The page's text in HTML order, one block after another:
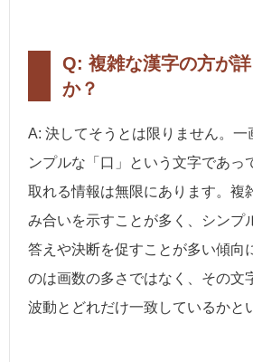
Q: 複雑な漢字の方が
か？
A: 決してそうとは限りません。一
ンプルな「口」という文字であっ
取れる情報は無限にあります。複
み合いを示すことが多く、シンプ
答えや決断を促すことが多い傾向
のは画数の多さではなく、その文
波動とどれだけ一致しているかと